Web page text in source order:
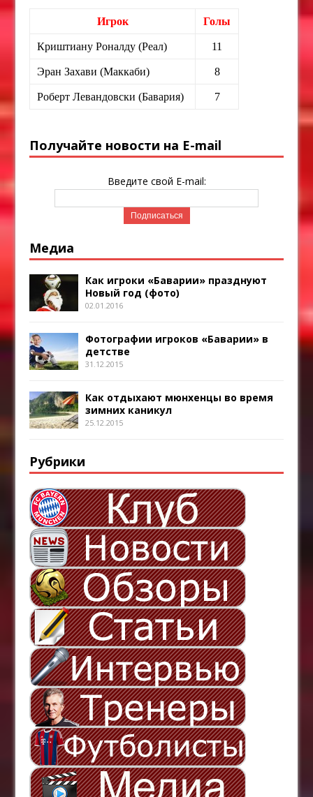
Игрок Голы
Криштиану Роналду (Реал) 11
Эран Захави (Маккаби) 8
Роберт Левандовски (Бавария) 7
Получайте новости на E-mail
Введите свой E-mail:
Медиа
Как игроки «Баварии» празднуют
Новый год (фото)
02.01.2016
Фотографии игроков «Баварии» в
детстве
31.12.2015
Как отдыхают мюнхенцы во время
зимних каникул
25.12.2015
Рубрики